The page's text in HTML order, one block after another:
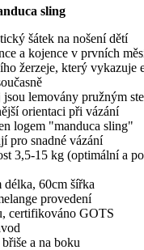
sling
šátek na nošení dětí
a kojence v prvních
žerzeje, který vykazuje
lemovány pružným
orientaci při vázání
logem "manduca sling"
pro snadné vázání
3,5-15 kg (optimální a
60cm šířka
provedení
certifikováno GOTS
a na boku